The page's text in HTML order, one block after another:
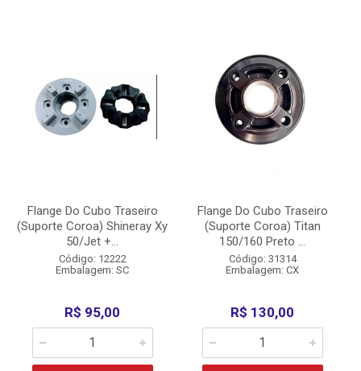
Flange Do Cubo Traseiro
(Suporte Coroa) Shineray Xy
50/Jet +...
Código: 12222
Embalagem: SC
R$ 95,00
Flange Do Cubo Traseiro
(Suporte Coroa) Titan
150/160 Preto ...
Código: 31314
Embalagem: CX
R$ 130,00